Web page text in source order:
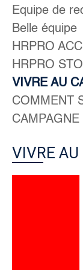
Equipe de
Belle équipe
HRPRO
HRPRO
VIVRE AU
COMMENT
VIVRE